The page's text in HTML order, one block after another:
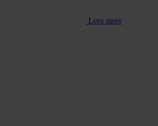
Lees meer